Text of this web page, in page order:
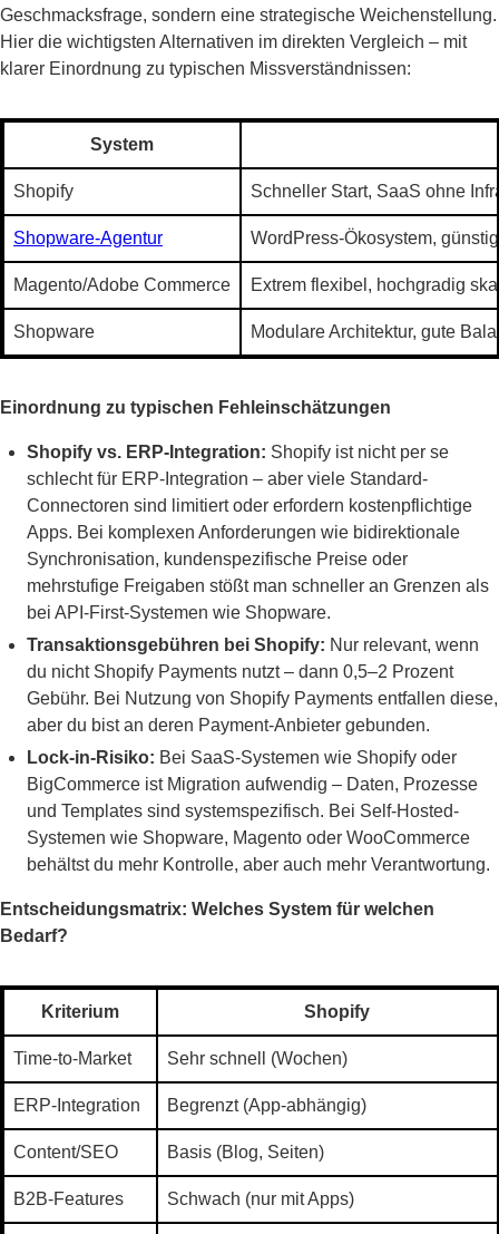
Geschmacksfrage, sondern eine strategische Weichenstellung.
Hier die wichtigsten Alternativen im direkten Vergleich – mit
klarer Einordnung zu typischen Missverständnissen:
System
Shopify Schneller Start, SaaS ohne
Shopware-Agentur WordPress-Ökosystem,
Magento/Adobe Commerce Extrem flexibel, hochgradig
Shopware Modulare Architektur, gute
Einordnung zu typischen Fehleinschätzungen
Shopify vs. ERP-Integration: Shopify ist nicht per se
schlecht für ERP-Integration – aber viele Standard-
Connectoren sind limitiert oder erfordern kostenpflichtige
Apps. Bei komplexen Anforderungen wie bidirektionale
Synchronisation, kundenspezifische Preise oder
mehrstufige Freigaben stößt man schneller an Grenzen als
bei API-First-Systemen wie Shopware.
Transaktionsgebühren bei Shopify: Nur relevant, wenn
du nicht Shopify Payments nutzt – dann 0,5–2 Prozent
Gebühr. Bei Nutzung von Shopify Payments entfallen diese,
aber du bist an deren Payment-Anbieter gebunden.
Lock-in-Risiko: Bei SaaS-Systemen wie Shopify oder
BigCommerce ist Migration aufwendig – Daten, Prozesse
und Templates sind systemspezifisch. Bei Self-Hosted-
Systemen wie Shopware, Magento oder WooCommerce
behältst du mehr Kontrolle, aber auch mehr Verantwortung.
Entscheidungsmatrix: Welches System für welchen
Bedarf?
Kriterium Shopify
Time-to-Market Sehr schnell (Wochen)
ERP-Integration Begrenzt (App-abhängig)
Content/SEO Basis (Blog, Seiten)
B2B-Features Schwach (nur mit Apps)